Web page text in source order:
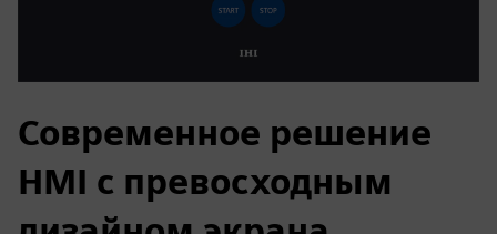
Современное решение
HMI с превосходным